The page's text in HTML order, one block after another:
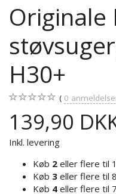
Originale
H30+
0
139,90
Inkl. levering
Køb 2 eller flere til
Køb 3 eller flere til
Køb 4 eller flere til